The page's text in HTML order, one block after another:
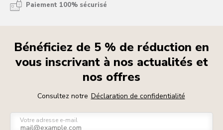
Paiement 100% sécurisé
Bénéficiez de 5 % de réduction en
vous inscrivant à nos actualités et
nos offres
Consultez notre Déclaration de confidentialité
Votre adresse e-mail